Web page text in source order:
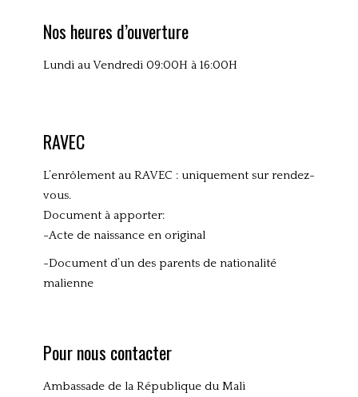
Nos heures d’ouverture
Lundi au Vendredi 09:00H à 16:00H
RAVEC
L’enrôlement au RAVEC : uniquement sur rendez-
vous.
Document à apporter:
-Acte de naissance en original
-Document d’un des parents de nationalité
malienne
Pour nous contacter
Ambassade de la République du Mali